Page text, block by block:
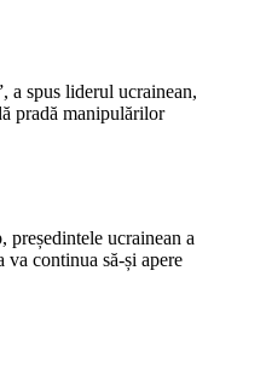
a spus liderul ucrainean,
pradă manipulărilor
ucrainean a
va continua să-și apere